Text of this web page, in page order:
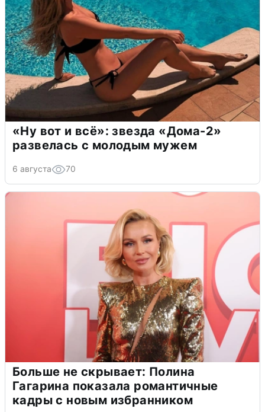
«Ну вот и всё»: звезда «Дома-2»
развелась с молодым мужем
6 августа 70
Больше не скрывает: Полина
Гагарина показала романтичные
кадры с новым избранником